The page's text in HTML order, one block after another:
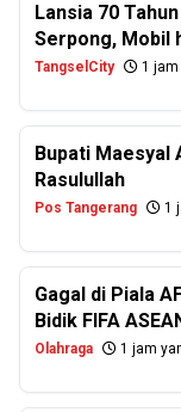
Lansia 70
Serpong, Mobil
TangselCity 1 jam
Bupati Maesyal
Rasulullah
Pos Tangerang 1
Gagal di Piala
Bidik FIFA
Olahraga 1 jam